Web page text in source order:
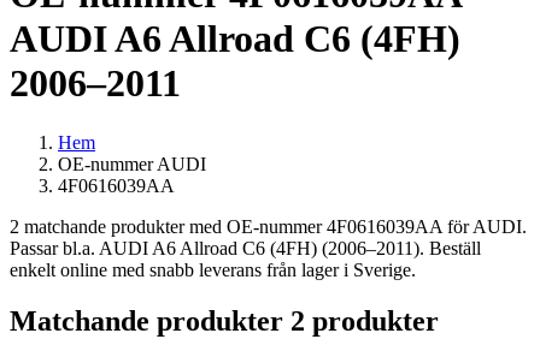
AUDI A6 Allroad C6 (4FH)
2006–2011
Hem
OE-nummer AUDI
4F0616039AA
2 matchande produkter med OE-nummer 4F0616039AA för AUDI.
Passar bl.a. AUDI A6 Allroad C6 (4FH) (2006–2011). Beställ
enkelt online med snabb leverans från lager i Sverige.
Matchande produkter 2 produkter